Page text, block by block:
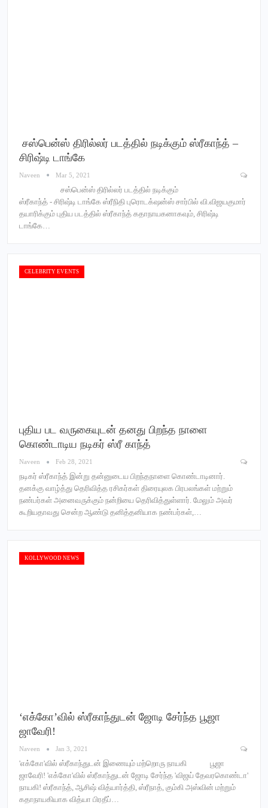
சஸ்பென்ஸ் திரில்லர் படத்தில் நடிக்கும் ஸ்ரீகாந்த் –
சிரிஷ்டி டாங்கே
Naveen Mar 5, 2021
சஸ்பென்ஸ் திரில்லர் படத்தில் நடிக்கும்
ஸ்ரீகாந்த் - சிரிஷ்டி டாங்கே ஸ்ரீநிதி புரொடக்‌ஷன்ஸ் சார்பில் வி.விஜயகுமார்
தயாரிக்கும் புதிய படத்தில் ஸ்ரீகாந்த் கதாநாயகனாகவும், சிரிஷ்டி
டாங்கே…
CELEBRITY EVENTS
புதிய பட வருகையுடன் தனது பிறந்த நாளை
கொண்டாடிய நடிகர் ஸ்ரீ காந்த்
Naveen Feb 28, 2021
நடிகர் ஸ்ரீகாந்த் இன்று தன்னுடைய பிறந்தநாளை கொண்டாடினார்.
தனக்கு வாழ்த்து தெரிவித்த ரசிகர்கள் திரையுலக பிரபலங்கள் மற்றும்
நண்பர்கள் அனைவருக்கும் நன்றியை தெரிவித்துள்ளார். மேலும் அவர்
கூறியதாவது சென்ற ஆண்டு தனித்தனியாக நண்பர்கள்,…
KOLLYWOOD NEWS
‘எக்கோ’வில் ஸ்ரீகாந்துடன் ஜோடி சேர்ந்த பூஜா
ஜாவேரி!
Naveen Jan 3, 2021
'எக்கோ'வில் ஸ்ரீகாந்துடன் இணையும் மற்றொரு நாயகி பூஜா
ஜாவேரி! 'எக்கோ'வில் ஸ்ரீகாந்துடன் ஜோடி சேர்ந்த 'விஜய் தேவரகொண்டா'
நாயகி! ஸ்ரீகாந்த், ஆசிஷ் வித்யார்த்தி, ஸ்ரீநாத், கும்கி அஸ்வின் மற்றும்
கதாநாயகியாக வித்யா பிரதீப்…